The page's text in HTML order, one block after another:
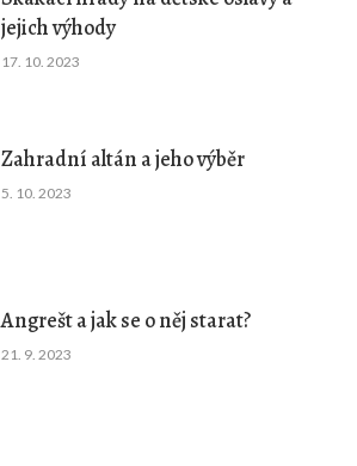
jejich výhody
17. 10. 2023
Zahradní altán a jeho výběr
5. 10. 2023
Angrešt a jak se o něj starat?
21. 9. 2023